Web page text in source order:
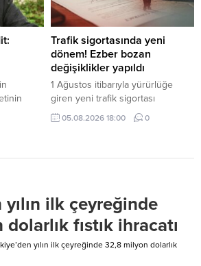
Trafik sigortasında yeni
dönem! Ezber bozan
değişiklikler yapıldı
1 Ağustos itibarıyla yürürlüğe
giren yeni trafik sigortası
düzenlemesiyle eksper atamaları
dijital sistem üzerinden yapılacak,
05.08.2026 18:00 0
yılın ilk çeyreğinde
fıstık ihracatı
yılın ilk çeyreğinde 32,8 milyon dolarlık